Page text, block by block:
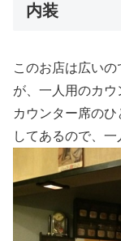
内装
このお店は広い
が、一人用のカウ
カウンター席の
してあるので、一